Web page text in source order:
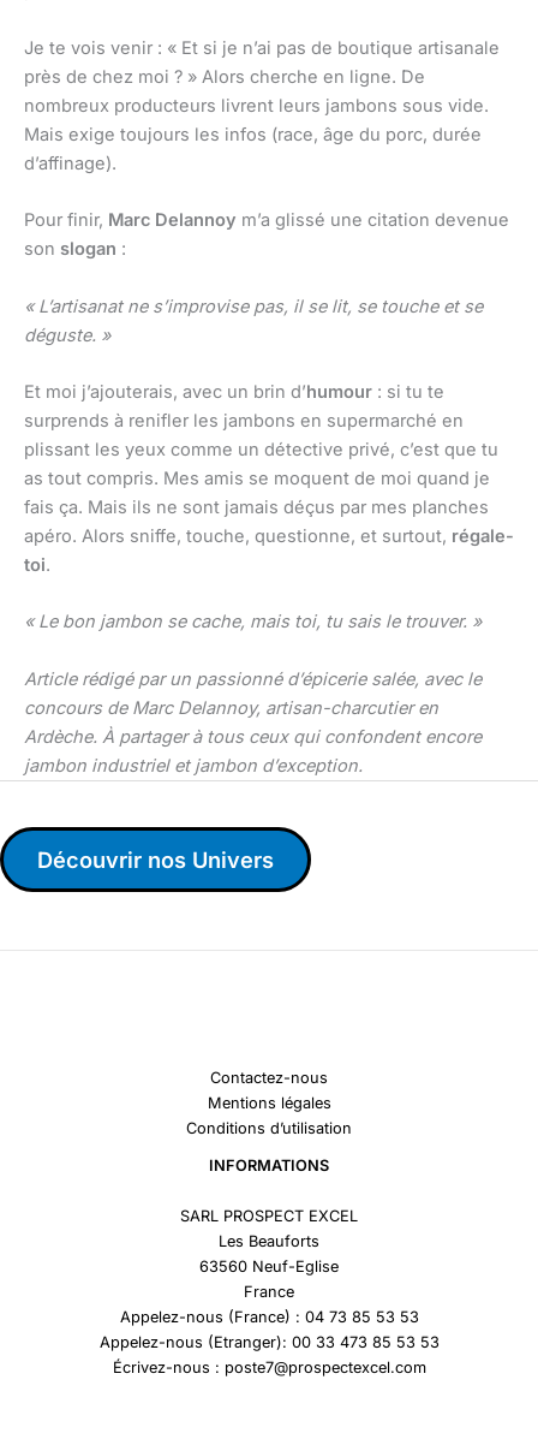
Je te vois venir : « Et si je n’ai pas de boutique artisanale
près de chez moi ? » Alors cherche en ligne. De
nombreux producteurs livrent leurs jambons sous vide.
Mais exige toujours les infos (race, âge du porc, durée
d’affinage).
Pour finir, Marc Delannoy m’a glissé une citation devenue
son slogan :
« L’artisanat ne s’improvise pas, il se lit, se touche et se
déguste. »
Et moi j’ajouterais, avec un brin d’humour : si tu te
surprends à renifler les jambons en supermarché en
plissant les yeux comme un détective privé, c’est que tu
as tout compris. Mes amis se moquent de moi quand je
fais ça. Mais ils ne sont jamais déçus par mes planches
apéro. Alors sniffe, touche, questionne, et surtout, régale-
toi.
« Le bon jambon se cache, mais toi, tu sais le trouver. »
Article rédigé par un passionné d’épicerie salée, avec le
concours de Marc Delannoy, artisan-charcutier en
Ardèche. À partager à tous ceux qui confondent encore
jambon industriel et jambon d’exception.
Découvrir nos Univers
Contactez-nous
Mentions légales
Conditions d’utilisation
INFORMATIONS
SARL PROSPECT EXCEL
Les Beauforts
63560 Neuf-Eglise
France
Appelez-nous (France) : 04 73 85 53 53
Appelez-nous (Etranger): 00 33 473 85 53 53
Écrivez-nous : poste7@prospectexcel.com